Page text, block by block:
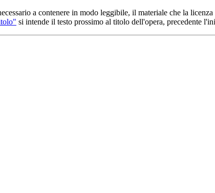
a contenere in modo leggibile, il materiale che la
si intende il testo prossimo al titolo dell'opera, precedente